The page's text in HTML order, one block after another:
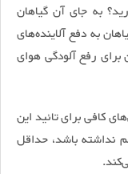
به جای آن گیاهان
به دفع آلاینده‌های
رفع آلودگی هوای
کافی برای تائید این
نداشته باشد، حداقل